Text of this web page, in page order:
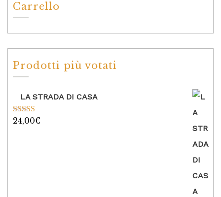
Carrello
Prodotti più votati
LA STRADA DI CASA
Valutato
24,00€